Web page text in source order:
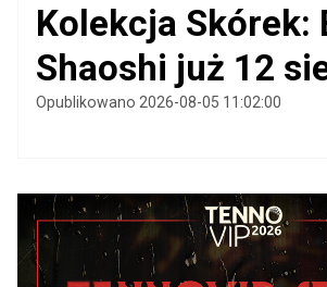
Kolekcja Skórek:
Shaoshi już 12
Opublikowano 2026-08-05 11:02:00